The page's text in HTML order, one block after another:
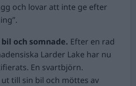
och lovar att inte ge efter
och somnade. Efter en rad
Larder Lake har nu
En svartbjörn.
ut till sin bil och möttes av